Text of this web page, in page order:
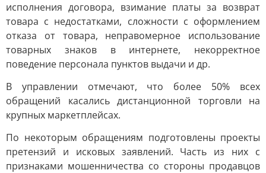
исполнения договора, взимание платы за возврат
товара с недостатками, сложности с оформлением
отказа от товара, неправомерное использование
товарных знаков в интернете, некорректное
поведение персонала пунктов выдачи и др.
В управлении отмечают, что более 50% всех
обращений касались дистанционной торговли на
крупных маркетплейсах.
По некоторым обращениям подготовлены проекты
претензий и исковых заявлений. Часть из них с
признаками мошенничества со стороны продавцов